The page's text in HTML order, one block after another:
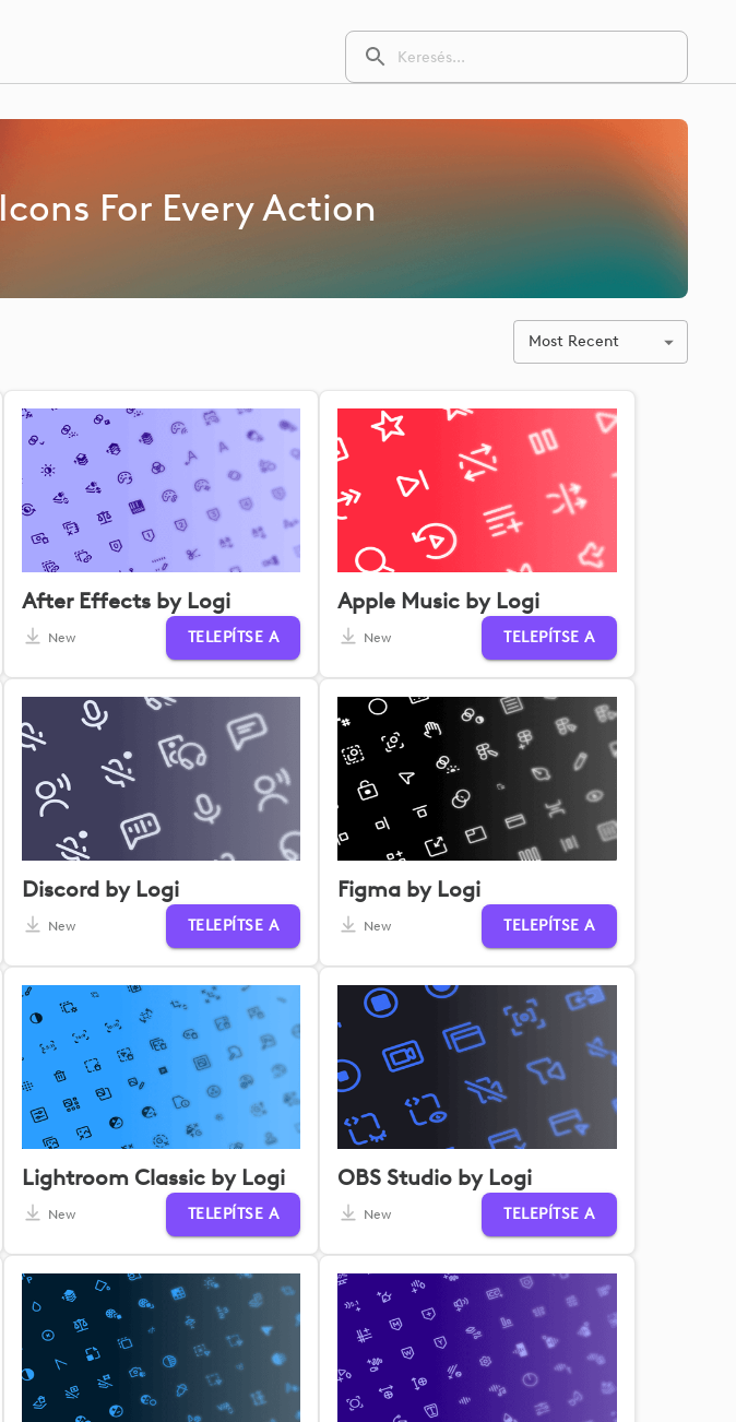
Icons For Every Action
Most Recent
After Effects by Logi
New TELEPÍTSE A
Apple Music by Logi
New TELEPÍTSE A
Discord by Logi
New TELEPÍTSE A
Figma by Logi
New TELEPÍTSE A
Lightroom Classic by Logi
New TELEPÍTSE A
OBS Studio by Logi
New TELEPÍTSE A